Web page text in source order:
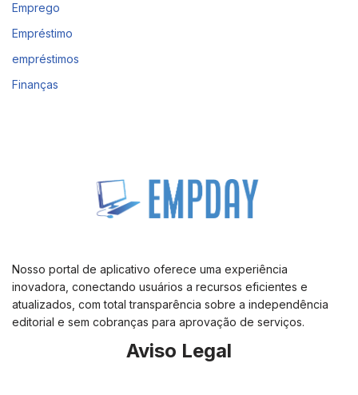
Emprego
Empréstimo
empréstimos
Finanças
Nosso portal de aplicativo oferece uma experiência
inovadora, conectando usuários a recursos eficientes e
atualizados, com total transparência sobre a independência
editorial e sem cobranças para aprovação de serviços.
Aviso Legal